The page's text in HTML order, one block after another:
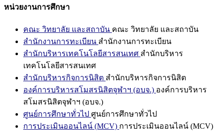
หน่วยงานการศึกษา
คณะ วิทยาลัย และสถาบัน คณะ วิทยาลัย และสถาบัน
สำนักงานการทะเบียน สำนักงานการทะเบียน
สำนักบริหารเทคโนโลยีสารสนเทศ สำนักบริหาร
เทคโนโลยีสารสนเทศ
สำนักบริหารกิจการนิสิต สำนักบริหารกิจการนิสิต
องค์การบริหารสโมสรนิสิตจุฬาฯ (อบจ.) องค์การบริหาร
สโมสรนิสิตจุฬาฯ (อบจ.)
ศูนย์การศึกษาทั่วไป ศูนย์การศึกษาทั่วไป
การประเมินออนไลน์ (MCV) การประเมินออนไลน์ (MCV)